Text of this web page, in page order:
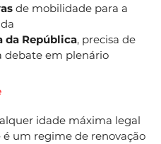
de mobilidade para a
da República, precisa de
debate em plenário
idade máxima legal
um regime de renovação